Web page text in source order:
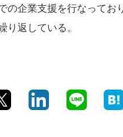
の企業支援を行なってお
り返している。